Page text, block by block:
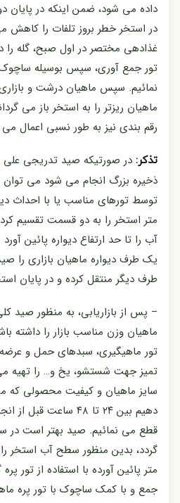
داده می شود، ضمن اینکه در پایان
در استخر خطر بروز تلفات را کاهش
غذادهی مختصر در اول صبح، گله را
تور جمع آوری، سپس بوسیله ساچوک
نمائیم. سپس ماهیان درشت و
ماهیان ریزتر را به استخر باز می
رقم بندی نیز به طور نسبی اعمال می
تذکر: در صورتیکه صید تدریجی
ذخیره بزرگ انجام می شود می توان
متر استخر را به دو قسمت تقسیم
آب را تا حد ارتفاع دیواره پائین
یک طرف دیواره ماهیان بازاری را
طرف دیگر منتقل کرده و در پایان
– پس از بازاریابی، به منظور صید
ماهیان وزن مناسب بازار را داشته
تور ماهیگیری، سبدهای حمل و
تمیز جهت شستشو، یخ و… را تهیه
سایز ماهیان و کیفیت محصولی که می
دهیم بین ۲۴ تا ۴۸
ساعت قبل از
قطع می نمائیم. صید بهتر است در
متر پائین آورده با استفاده از تور
جمع و با کمک ساچوک با تور پره